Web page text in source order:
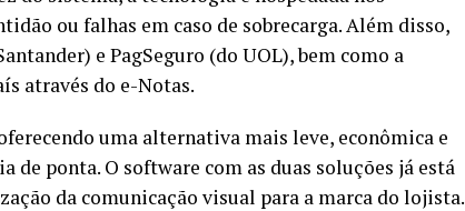
ou falhas em caso de sobrecarga. Além disso,
e PagSeguro (do UOL), bem como a
através do e-Notas.
uma alternativa mais leve, econômica e
de ponta. O software com as duas soluções já está
da comunicação visual para a marca do lojista.